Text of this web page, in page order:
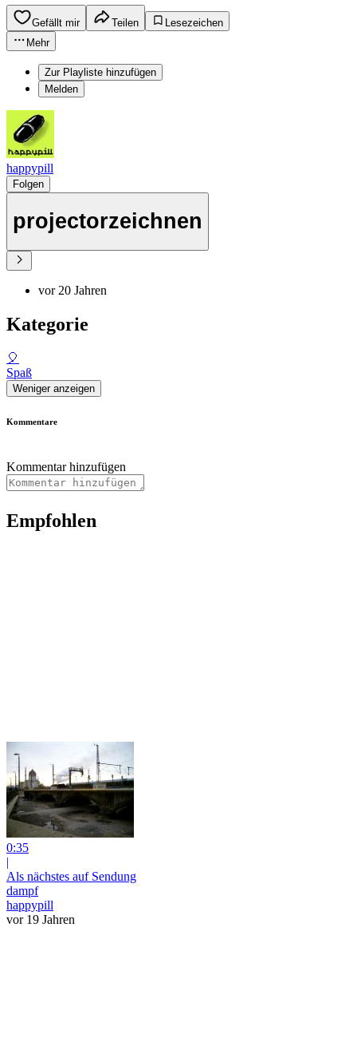
Gefällt mir Teilen
Lesezeichen
Mehr
Zur Playliste hinzufügen
Melden
happypill
Folgen
projectorzeichnen
vor 20 Jahren
Kategorie
🎈
Spaß
Weniger anzeigen
Kommentare
Kommentar hinzufügen
Empfohlen
0:35
|
Als nächstes auf Sendung
dampf
happypill
vor 19 Jahren